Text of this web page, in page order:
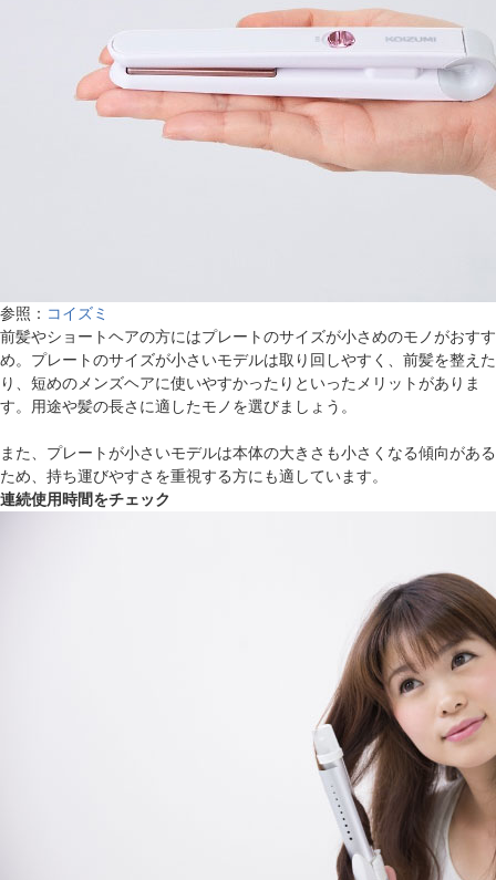
参照： コイズミ
前髪やショートヘアの方にはプレートのサイズが小さめのモノがおすす
め。プレートのサイズが小さいモデルは取り回しやすく、前髪を整えた
り、短めのメンズヘアに使いやすかったりといったメリットがありま
す。用途や髪の長さに適したモノを選びましょう。
また、プレートが小さいモデルは本体の大きさも小さくなる傾向がある
ため、持ち運びやすさを重視する方にも適しています。
連続使用時間をチェック